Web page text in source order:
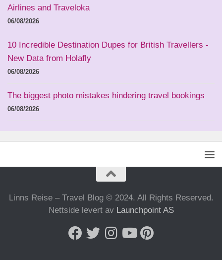
Airlines and Traveloka
06/08/2026
10 Incredible Destination Dupes for British Travellers -
New Data from Holafly
06/08/2026
The biggest photo mistakes hindering travel bookings
06/08/2026
Linns Reise – Travel Blog © 2024. All Rights Reserved.
Nettside levert av Launchpoint AS